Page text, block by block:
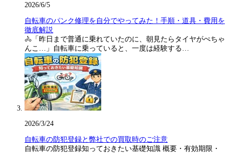
2026/6/5
自転車のパンク修理を自分でやってみた！手順・道具・費用を
徹底解説
🚴「昨日まで普通に乗れていたのに、朝見たらタイヤがぺちゃ
んこ…」自転車に乗っていると、一度は経験する…
2026/3/24
自転車の防犯登録と弊社での買取時のご注意
自転車の防犯登録知っておきたい基礎知識 概要・有効期限・